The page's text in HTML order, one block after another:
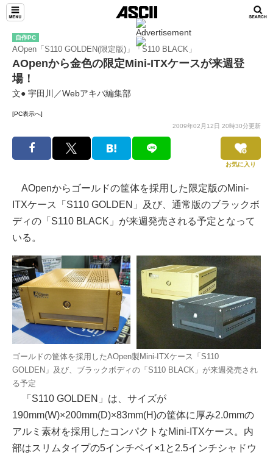
自作PC
AOpen「S110 GOLDEN(限定版)」「S110 BLACK」
AOpenから金色の限定Mini-ITXケースが来週登
場！
文● 宇田川／Webアキバ編集部
[PC表示へ]
2009年02月12日 20時30分更新
お気に入り
AOpenからゴールドの筐体を採用した限定版のMini-
ITXケース「S110 GOLDEN」及び、通常版のブラックボ
ディの「S110 BLACK」が来週発売される予定となって
いる。
ゴールドの筐体を採用したAOpen製Mini-ITXケース「S110
GOLDEN」及び、ブラックボディの「S110 BLACK」が来週発売され
る予定
「S110 GOLDEN」は、サイズが
190mm(W)×200mm(D)×83mm(H)の筐体に厚み2.0mmの
アルミ素材を採用したコンパクトなMini-ITXケース。内
部はスリムタイプの5インチベイ×1と2.5インチシャドウ